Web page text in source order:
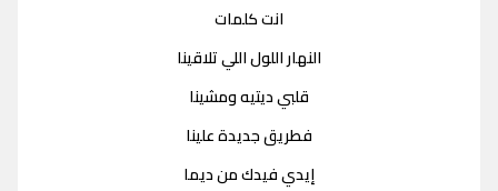
انت كلمات
النهار اللول اللي تلاقينا
قلبي ديتيه ومشينا
فطريق جديدة علينا
إيدي فيدك من ديما